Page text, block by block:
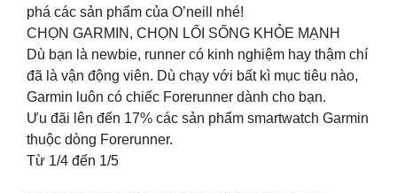
phá các sản phẩm của O’neill nhé!
CHỌN GARMIN, CHỌN LỐI SỐNG KHỎE MẠNH
Dù bạn là newbie, runner có kinh nghiệm hay thậm chí
đã là vận động viên. Dù chạy với bất kì mục tiêu nào,
Garmin luôn có chiếc Forerunner dành cho bạn.
Ưu đãi lên đến 17% các sản phẩm smartwatch Garmin
thuộc dòng Forerunner.
Từ 1/4 đến 1/5